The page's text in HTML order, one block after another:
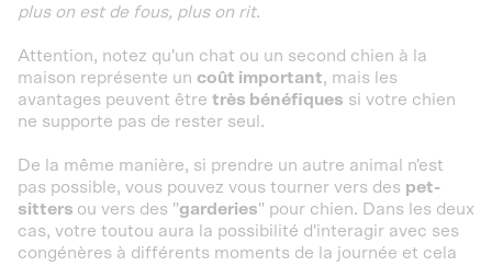
plus on est de fous, plus on rit.
Attention, notez qu'un chat ou un second chien à la
maison représente un coût important, mais les
avantages peuvent être très bénéfiques si votre chien
ne supporte pas de rester seul.
De la même manière, si prendre un autre animal n'est
pas possible, vous pouvez vous tourner vers des pet-
sitters ou vers des "garderies" pour chien. Dans les deux
cas, votre toutou aura la possibilité d'interagir avec ses
congénères à différents moments de la journée et cela